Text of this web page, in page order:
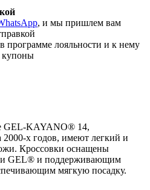
, и мы пришлем вам
программе лояльности и к нему
купоны
GEL-KAYANO® 14,
х годов, имеют легкий и
Кроссовки оснащены
GEL® и поддерживающим
мягкую посадку.